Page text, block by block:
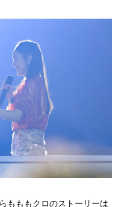
もももクロのストーリーは